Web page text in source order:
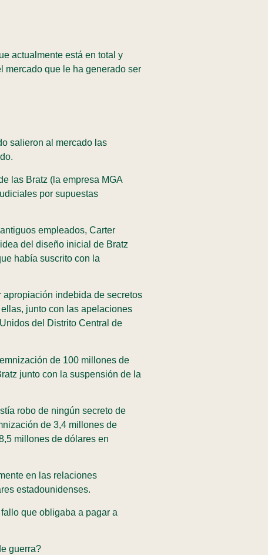
actualmente está en total y
mercado que le ha generado ser
salieron al mercado las
las Bratz (la empresa MGA
por supuestas
empleados, Carter
del diseño inicial de Bratz
había suscrito con la
apropiación indebida de secretos
junto con las apelaciones
del Distrito Central de
de 100 millones de
junto con la suspensión de la
robo de ningún secreto de
de 3,4 millones de
millones de dólares en
en las relaciones
estadounidenses.
que obligaba a pagar a
guerra?